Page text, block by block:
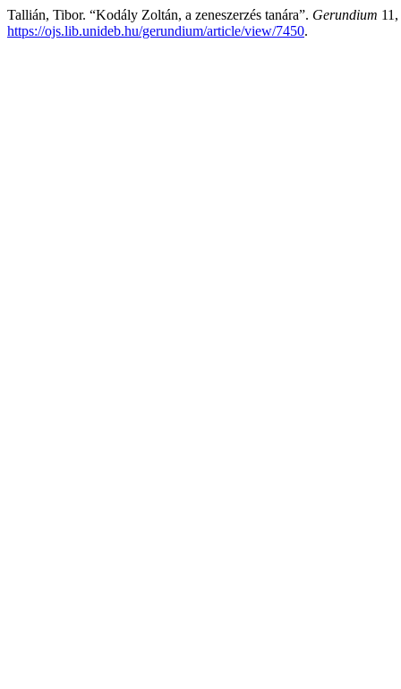
Tallián, Tibor. “Kodály Zoltán, a zeneszerzés tanára”. Gerundium
https://ojs.lib.unideb.hu/gerundium/article/view/7450.